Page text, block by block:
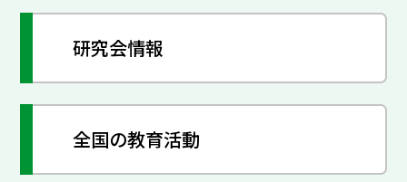
研究会情報
全国の教育活動